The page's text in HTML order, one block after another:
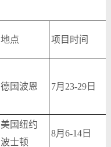
地点 项目时间
德国波恩 7月23-29日
美国纽约
波士顿
8月6-14日